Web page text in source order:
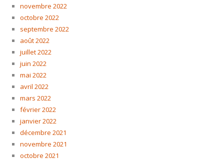
novembre 2022
octobre 2022
septembre 2022
août 2022
juillet 2022
juin 2022
mai 2022
avril 2022
mars 2022
février 2022
janvier 2022
décembre 2021
novembre 2021
octobre 2021